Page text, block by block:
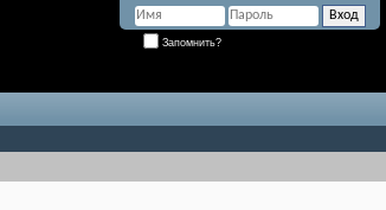
Запомнить?